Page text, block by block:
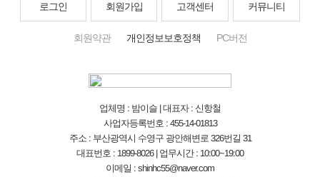
로그인 회원가입 고객센터 커뮤니티
회원약관 개인정보보호정책 PC버전
업체명 : 밤이슬 | 대표자 : 신항철
사업자등록번호 : 455-14-01813
주소 : 부산광역시 수영구 광안해변로 326번길 31
대표번호 : 1899-8026 | 업무시간 : 10:00~19:00
이메일 : shinhc55@naver.com